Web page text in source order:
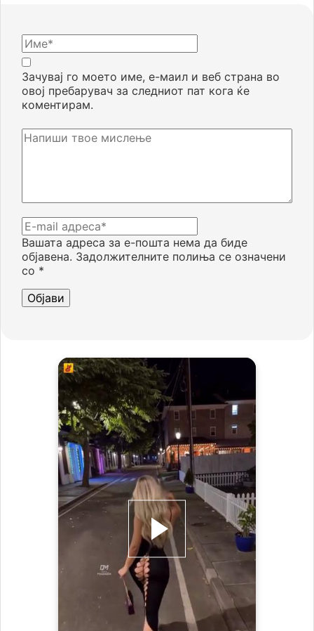
Вашата адреса за е-пошта нема да биде
објавена. Задолжителните полиња се означени
со *
Зачувај го моето име, е-маил и веб страна во
овој пребарувач за следниот пат кога ќе
коментирам.